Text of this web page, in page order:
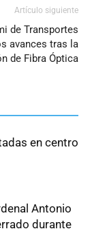
Artículo siguiente
de Transportes
avances tras la
de Fibra Óptica
en centro
Antonio
durante